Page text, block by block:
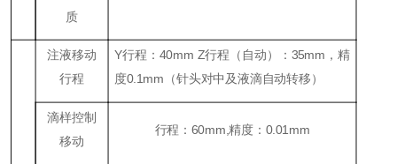
质
注液移动
行程
Y行程：40mm Z行程（ 自动）：35mm，精
度0.1mm（针头对中及液滴自动转移）
滴样控制
移动
行程：60mm,精度：0.01mm